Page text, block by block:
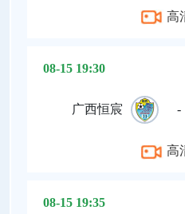
高
08-15 19:30
广西恒宸 -
高
08-15 19:35